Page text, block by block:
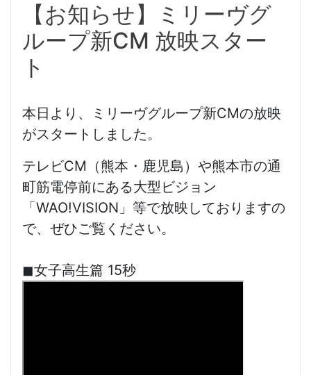
【お知らせ】ミリーヴグ
ループ新CM 放映スター
ト
本日より、ミリーヴグループ新CMの放映
がスタートしました。
テレビCM（熊本・鹿児島）や熊本市の通
町筋電停前にある大型ビジョン
「WAO!VISION」等で放映しておりますの
で、ぜひご覧ください。
◼︎女子高生篇 15秒